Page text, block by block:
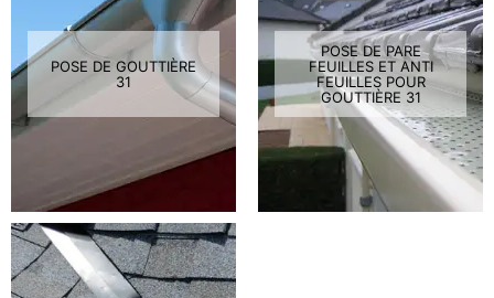
POSE DE GOUTTIÈRE
31
POSE DE PARE
FEUILLES ET ANTI
FEUILLES POUR
GOUTTIÈRE 31